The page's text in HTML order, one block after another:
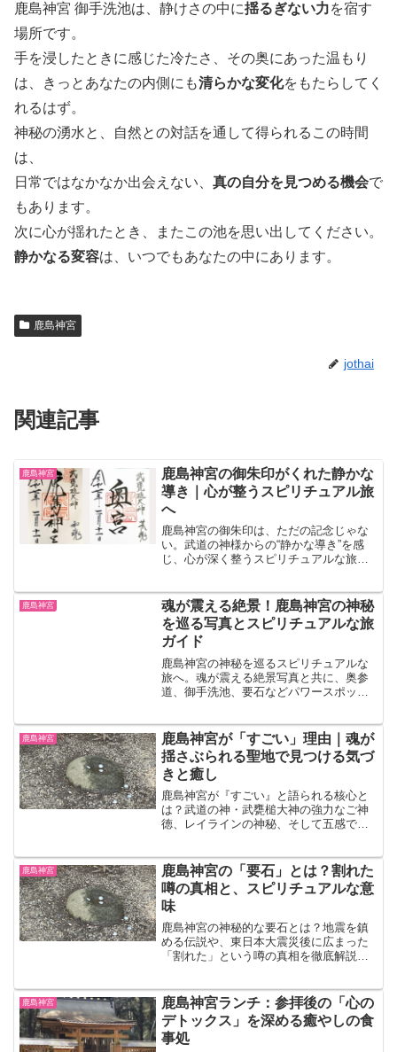
鹿島神宮 御手洗池は、静けさの中に揺るぎない力を宿す
場所です。
手を浸したときに感じた冷たさ、その奥にあった温もり
は、きっとあなたの内側にも清らかな変化をもたらしてく
れるはず。
神秘の湧水と、自然との対話を通して得られるこの時間
は、
日常ではなかなか出会えない、 真の自分を見つめる機会で
もあります。
次に心が揺れたとき、またこの池を思い出してください。
静かなる変容は、いつでもあなたの中にあります。
鹿島神宮
jothai
関連記事
鹿島神宮
鹿島神宮の御朱印がくれた静かな
導き｜心が整うスピリチュアル旅
へ
鹿島神宮の御朱印は、ただの記念じゃな
い。武道の神様からの“静かな導き”を感
じ、心が深く整うスピリチュアルな旅
鹿島神宮
魂が震える絶景！鹿島神宮の神秘
を巡る写真とスピリチュアルな旅
ガイド
鹿島神宮の神秘を巡るスピリチュアルな
旅へ。魂が震える絶景写真と共に、奥参
道、御手洗池、要石などパワースポット
始まりを体験しませんか？アクセス・駐
車場情報も。
鹿島神宮
鹿島神宮が「すごい」理由｜魂が
揺さぶられる聖地で見つける気づ
きと癒し
鹿島神宮が『すごい』と語られる核心と
は？武道の神・武甕槌大神の強力なご神
徳、レイラインの神秘、そして五感で感
う旅へ。
鹿島神宮
鹿島神宮の「要石」とは？割れた
噂の真相と、スピリチュアルな意
味
鹿島神宮の神秘的な要石とは？地震を鎮
める伝説や、東日本大震災後に広まった
「割れた」という噂の真相を徹底解説。
ます。
鹿島神宮
鹿島神宮ランチ：参拝後の「心の
デトックス」を深める癒やしの食
事処